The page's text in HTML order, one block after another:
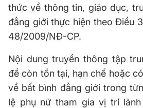
thức về thông tin, giáo dục,
đẳng giới thực hiện theo Điều
48/2009/NĐ-CP.
Nội dung truyền thông tập
đề còn tồn tại, hạn chế hoặc
về bất bình đẳng giới trong
lệ phụ nữ tham gia vị trí